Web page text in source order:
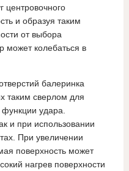
центровочного
и образуя таким
от выбора
может колебаться в
балеринка
таким сверлом для
удара.
и при использовании
При увеличении
поверхность может
нагрев поверхности